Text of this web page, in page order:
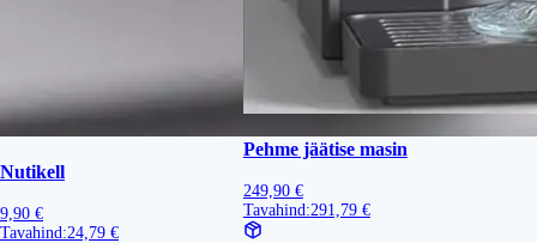
Nutikell
9,90 €
Tavahind:24,79 €
Pehme jäätise masin
249,90 €
Tavahind:291,79 €